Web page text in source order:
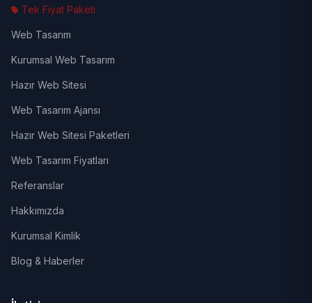
Tek Fiyat Paketi
Web Tasarım
Kurumsal Web Tasarım
Hazır Web Sitesi
Web Tasarım Ajansı
Hazır Web Sitesi Paketleri
Web Tasarım Fiyatları
Referanslar
Hakkımızda
Kurumsal Kimlik
Blog & Haberler